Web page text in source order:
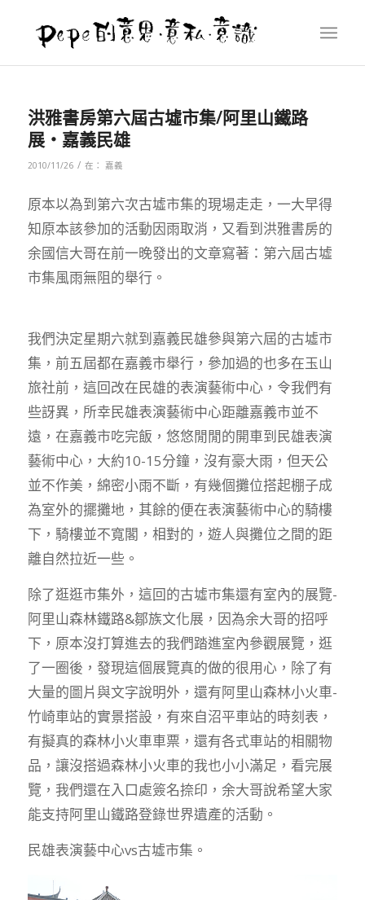
洪雅書房第六屆古墟市集/阿里山鐵路
展‧嘉義民雄
2010/11/26 / 在： 嘉義
原本以為到第六次古墟市集的現場走走，一大早得
知原本該參加的活動因雨取消，又看到洪雅書房的
余國信大哥在前一晚發出的文章寫著：第六屆古墟
市集風雨無阻的舉行。
我們決定星期六就到嘉義民雄參與第六屆的古墟市
集，前五屆都在嘉義市舉行，參加過的也多在玉山
旅社前，這回改在民雄的表演藝術中心，令我們有
些訝異，所幸民雄表演藝術中心距離嘉義市並不
遠，在嘉義市吃完飯，悠悠閒閒的開車到民雄表演
藝術中心，大約10-15分鐘，沒有豪大雨，但天公
並不作美，綿密小雨不斷，有幾個攤位搭起棚子成
為室外的擺攤地，其餘的便在表演藝術中心的騎樓
下，騎樓並不寬閣，相對的，遊人與攤位之間的距
離自然拉近一些。
除了逛逛市集外，這回的古墟市集還有室內的展覽-
阿里山森林鐵路&鄒族文化展，因為余大哥的招呼
下，原本沒打算進去的我們踏進室內參觀展覽，逛
了一圈後，發現這個展覽真的做的很用心，除了有
大量的圖片與文字說明外，還有阿里山森林小火車-
竹崎車站的實景搭設，有來自沼平車站的時刻表，
有擬真的森林小火車車票，還有各式車站的相關物
品，讓沒搭過森林小火車的我也小小滿足，看完展
覽，我們還在入口處簽名捺印，余大哥說希望大家
能支持阿里山鐵路登錄世界遺產的活動。
民雄表演藝中心vs古墟市集。